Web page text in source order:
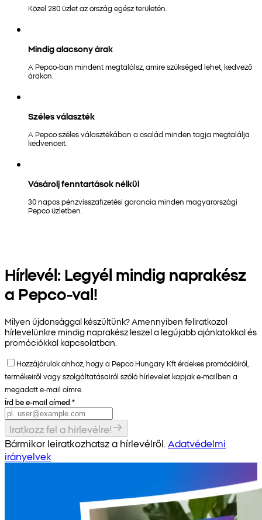
Közel 280 üzlet az ország egész területén.
Mindig alacsony árak
A Pepco-ban mindent megtalálsz, amire szükséged lehet, kedvező
árakon.
Széles választék
A Pepco széles választékában a család minden tagja megtalálja
kedvenceit.
Vásárolj fenntartások nélkül
30 napos pénzvisszafizetési garancia minden magyarországi
Pepco üzletben.
Hírlevél: Legyél mindig naprakész
a Pepco-val!
Milyen újdonsággal készültünk? Amennyiben feliratkozol
hírlevelünkre mindig naprakész leszel a legújabb ajánlatokkal és
promóciókkal kapcsolatban.
Hozzájárulok ahhoz, hogy a Pepco Hungary Kft érdekes promócióiról,
termékeiről vagy szolgáltatásairól szóló hírlevelet kapjak e-mailben a
megadott e-mail címre.
Írd be e-mail címed *
Iratkozz fel a hírlevélre!
Bármikor leiratkozhatsz a hírlevélről. Adatvédelmi
irányelvek